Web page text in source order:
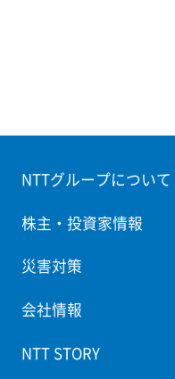
NTTグループについて
株主・投資家情報
災害対策
会社情報
NTT STORY